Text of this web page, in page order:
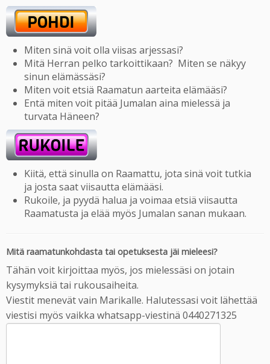
Miten sinä voit olla viisas arjessasi?
Mitä Herran pelko tarkoittikaan? Miten se näkyy
sinun elämässäsi?
Miten voit etsiä Raamatun aarteita elämääsi?
Entä miten voit pitää Jumalan aina mielessä ja
turvata Häneen?
Kiitä, että sinulla on Raamattu, jota sinä voit tutkia
ja josta saat viisautta elämääsi.
Rukoile, ja pyydä halua ja voimaa etsiä viisautta
Raamatusta ja elää myös Jumalan sanan mukaan.
Mitä raamatunkohdasta tai opetuksesta jäi mieleesi?
Tähän voit kirjoittaa myös, jos mielessäsi on jotain
kysymyksiä tai rukousaiheita.
Viestit menevät vain Marikalle. Halutessasi voit lähettää
viestisi myös vaikka whatsapp-viestinä 0440271325